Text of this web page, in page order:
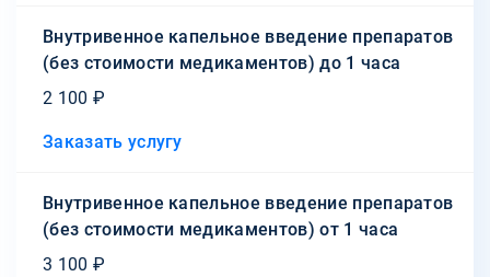
Внутривенное капельное введение препаратов
(без стоимости медикаментов) до 1 часа
2 100 ₽
Заказать услугу
Внутривенное капельное введение препаратов
(без стоимости медикаментов) от 1 часа
3 100 ₽